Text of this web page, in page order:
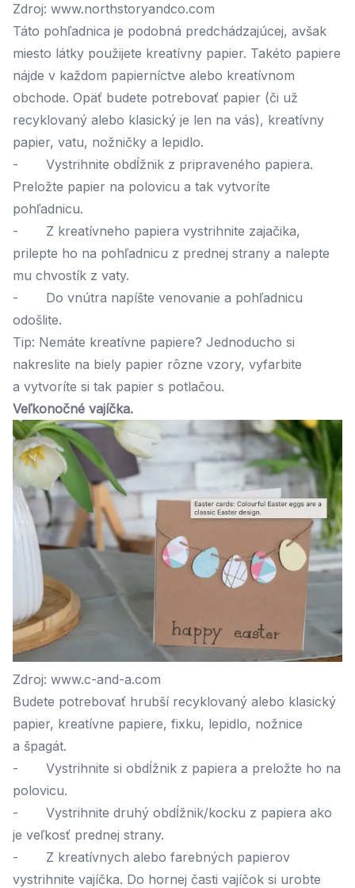
Zdroj: www.northstoryandco.com
Táto pohľadnica je podobná predchádzajúcej, avšak
miesto látky použijete kreatívny papier. Takéto papiere
nájde v každom papierníctve alebo kreatívnom
obchode. Opäť budete potrebovať papier (či už
recyklovaný alebo klasický je len na vás), kreatívny
papier, vatu, nožničky a lepidlo.
- Vystrihnite obdĺžnik z pripraveného papiera.
Preložte papier na polovicu a tak vytvoríte
pohľadnicu.
- Z kreatívneho papiera vystrihnite zajačika,
prilepte ho na pohľadnicu z prednej strany a nalepte
mu chvostík z vaty.
- Do vnútra napíšte venovanie a pohľadnicu
odošlite.
Tip: Nemáte kreatívne papiere? Jednoducho si
nakreslite na biely papier rôzne vzory, vyfarbite
a vytvoríte si tak papier s potlačou.
Veľkonočné vajíčka.
Zdroj: www.c-and-a.com
Budete potrebovať hrubší recyklovaný alebo klasický
papier, kreatívne papiere, fixku, lepidlo, nožnice
a špagát.
- Vystrihnite si obdĺžnik z papiera a preložte ho na
polovicu.
- Vystrihnite druhý obdĺžnik/kocku z papiera ako
je veľkosť prednej strany.
- Z kreatívnych alebo farebných papierov
vystrihnite vajíčka. Do hornej časti vajíčok si urobte